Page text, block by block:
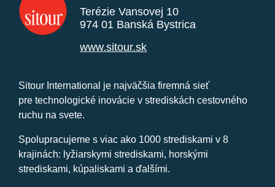
Terézie Vansovej 10
974 01 Banská Bystrica
www.sitour.sk
Sitour International je najväčšia firemná sieť
pre technologické inovácie v strediskách cestovného
ruchu na svete.
Spolupracujeme s viac ako 1000 strediskami v 8
krajinách: lyžiarskymi strediskami, horskými
strediskami, kúpaliskami a ďalšími.